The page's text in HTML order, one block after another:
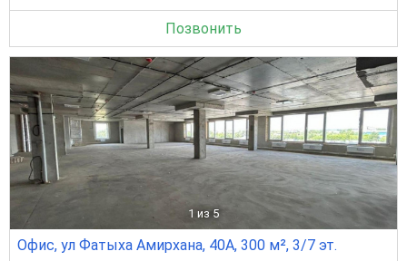
Позвонить
1 из 5
Офис, ул Фатыха Амирхана, 40А, 300 м², 3/7 эт.